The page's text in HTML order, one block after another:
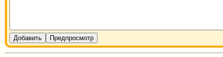
Добавить Предпросмотр